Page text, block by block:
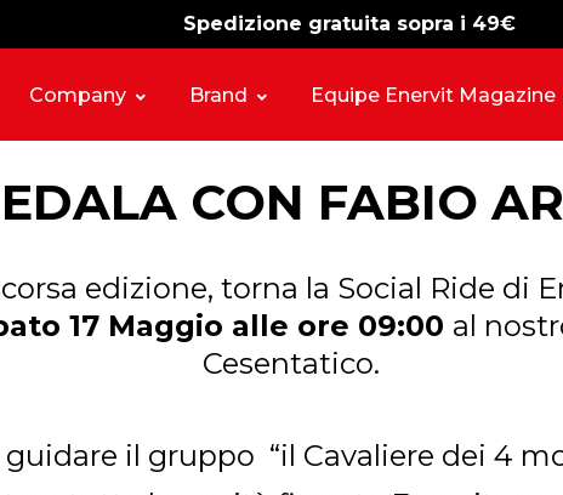
Spedizione gratuita sopra i 49€
-15% free shipping
Company Brand Equipe Enervit Magazine
CON FABIO
edizione, torna la Social Ride di
17 Maggio alle ore 09:00 al
Cesentatico.
guidare il gruppo “il Cavaliere dei 4